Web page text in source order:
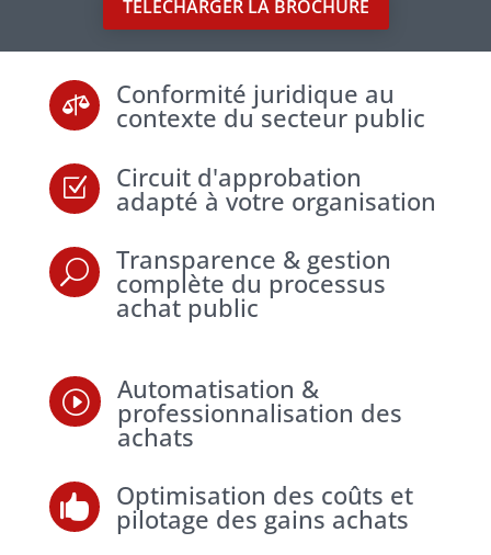
TÉLÉCHARGER LA BROCHURE
 Conformité juridique au
contexte du secteur public
Z Circuit d'approbation
adapté à votre organisation
U Transparence & gestion
complète du processus
achat public
I Automatisation &
professionnalisation des
achats
 Optimisation des coûts et
pilotage des gains achats